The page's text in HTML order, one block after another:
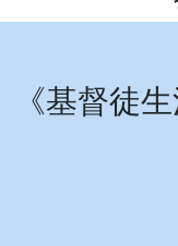
《基督徒